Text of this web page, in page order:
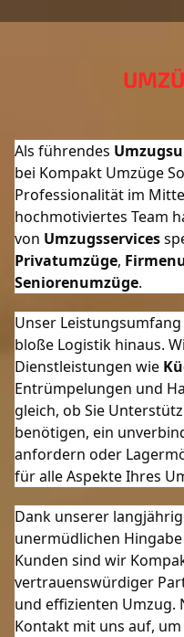
Als führendes
bei Kompakt Umzüge
Professionalität im
hochmotiviertes Team
von Umzugsservices
Privatumzüge,
Seniorenumzüge.
Unser
bloße Logistik hinaus.
Dienstleistungen wie
Entrümpelungen und
gleich, ob Sie
benötigen, ein
anfordern oder
für alle Aspekte Ihres
Dank unserer
unermüdlichen
Kunden sind wir
vertrauenswürdiger
und effizienten Umzug.
Kontakt mit uns auf,